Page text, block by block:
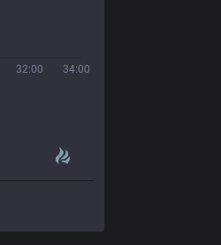
32:00 34:00